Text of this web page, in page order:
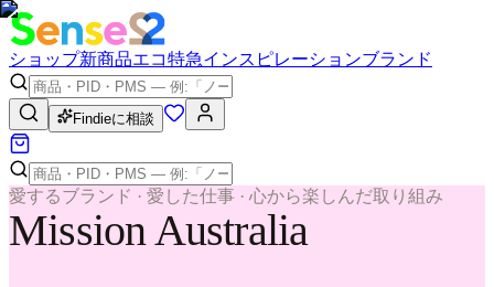
ショップ新商品エコ特急インスピレーションブランド
Findieに相談
愛するブランド · 愛した仕事 · 心から楽しんだ取り組み
Mission Australia